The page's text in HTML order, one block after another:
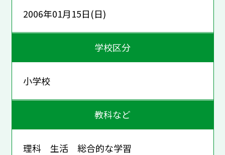
2006年01月15日(日)
学校区分
小学校
教科など
理科 生活 総合的な学習